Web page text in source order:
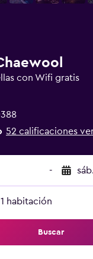
con Wifi gratis
52 calificaciones
-
habitación
Buscar